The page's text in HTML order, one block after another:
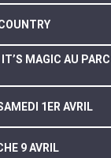
MAGIC AU PARC
1ER AVRIL
9 AVRIL